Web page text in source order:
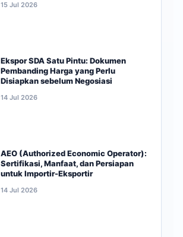
15 Jul 2026
Ekspor SDA Satu Pintu: Dokumen
Pembanding Harga yang Perlu
Disiapkan sebelum Negosiasi
14 Jul 2026
AEO (Authorized Economic Operator):
Sertifikasi, Manfaat, dan Persiapan
untuk Importir-Eksportir
14 Jul 2026